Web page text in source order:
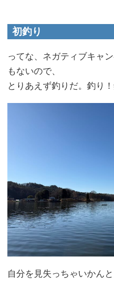
初釣り
ってな、ネガティブキャ
もないので、
とりあえず釣りだ。釣り！
自分を見失っちゃいかん